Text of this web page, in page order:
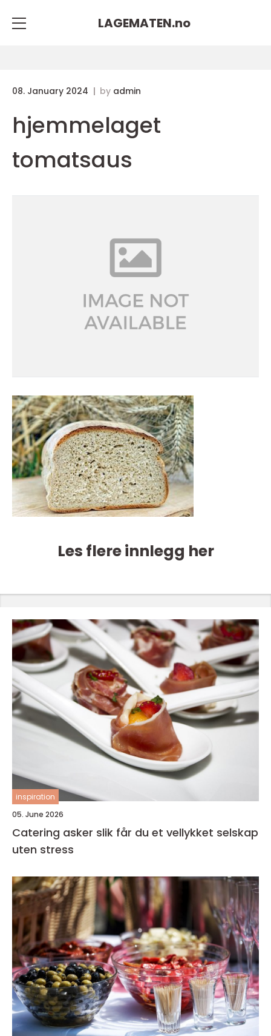
LAGEMATEN.no
08. January 2024 by admin
hjemmelaget
tomatsaus
Les flere innlegg her
inspiration
05. June 2026
Catering asker slik får du et vellykket selskap
uten stress